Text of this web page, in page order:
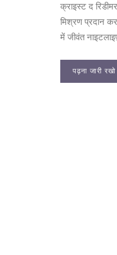
क्राइस्ट द
मिश्रण प्रदान
में जीवंत
पढ़ना जारी रखो